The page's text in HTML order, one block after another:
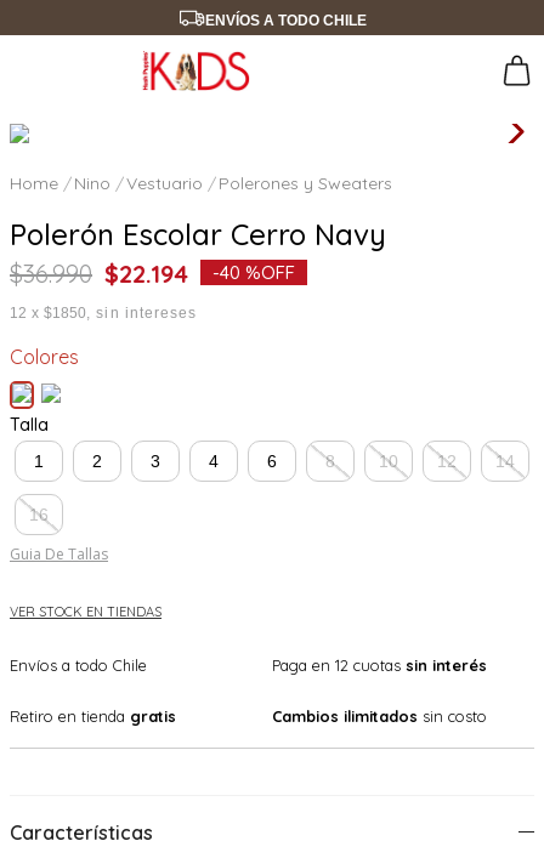
ENVÍOS A TODO CHILE
Nino Vestuario Polerones y Sweaters
Polerón Escolar Cerro Navy
$36.990 $22.194 -40 %OFF
12 x $1850 sin intereses
Colores
Talla
1 2 3 4 6 8 10 12 14
16
Guia De Tallas
VER STOCK EN TIENDAS
Envíos a todo Chile Paga en 12 cuotas sin interés
Retiro en tienda gratis Cambios ilimitados sin costo
Características